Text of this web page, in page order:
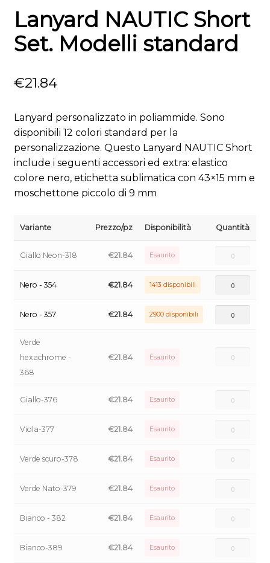
Lanyard NAUTIC Short
Set. Modelli standard
€21.84
Lanyard personalizzato in poliammide. Sono
disponibili 12 colori standard per la
personalizzazione. Questo Lanyard NAUTIC Short
include i seguenti accessori ed extra: elastico
colore nero, etichetta sublimatica con 43×15 mm e
moschettone piccolo di 9 mm
Variante Prezzo/pz Disponibilità Quantità
Giallo Neon-318 €21.84 Esaurito
Nero - 354 €21.84 1413 disponibili
Nero - 357 €21.84 2900 disponibili
Verde
hexachrome -
368
€21.84 Esaurito
Giallo-376 €21.84 Esaurito
Viola-377 €21.84 Esaurito
Verde scuro-378 €21.84 Esaurito
Verde Nato-379 €21.84 Esaurito
Bianco - 382 €21.84 Esaurito
Bianco-389 €21.84 Esaurito